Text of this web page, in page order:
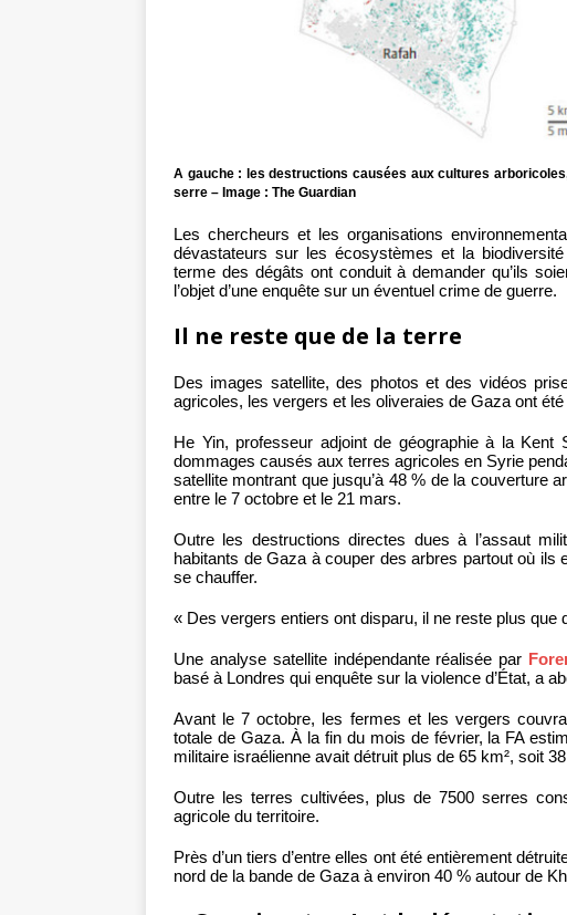
A gauche : les destructions causées aux cultures
serre – Image : The Guardian
Les chercheurs et les organisations
dévastateurs sur les écosystèmes et la
terme des dégâts ont conduit à demander qu’ils
l’objet d’une enquête sur un éventuel crime de guerre.
Il ne reste que de la terre
Des images satellite, des photos et des vidéos
agricoles, les vergers et les oliveraies de Gaza ont
He Yin, professeur adjoint de géographie à la
dommages causés aux terres agricoles en Syrie
satellite montrant que jusqu’à 48 % de la couverture
entre le 7 octobre et le 21 mars.
Outre les destructions directes dues à l’assaut
habitants de Gaza à couper des arbres partout où ils
se chauffer.
« Des vergers entiers ont disparu, il ne reste plus que
Une analyse satellite indépendante réalisée par
basé à Londres qui enquête sur la violence d’État, a
Avant le 7 octobre, les fermes et les vergers
totale de Gaza. À la fin du mois de février, la FA
militaire israélienne avait détruit plus de 65 km², soit
Outre les terres cultivées, plus de 7500 serres
agricole du territoire.
Près d’un tiers d’entre elles ont été entièrement
nord de la bande de Gaza à environ 40 % autour de